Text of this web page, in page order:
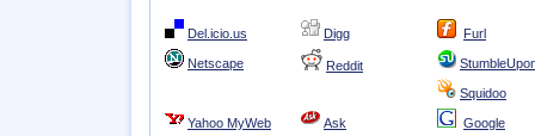
Del.icio.us Digg Furl
Netscape Reddit
Squidoo
Yahoo MyWeb Ask Google